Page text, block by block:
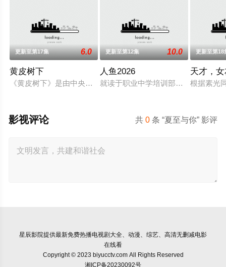
更新至第17集 6.0
黄皮树下
《黄皮树下》是由中央广播电视总台农业农村节目中心联合中
更新至第12集 10.0
人鱼2026
就读于职业中学培训部的花季女生苏
更新至第18
天才，
根据素光
共0 条 “夏至与你” 影评
影视评论
星辰影院提供最新免费热播电视剧大全、动漫、综艺、高清无删减电影
在线看
Copyright © 2023 biyucctv.com All Rights Reserved
湘ICP备20230092号